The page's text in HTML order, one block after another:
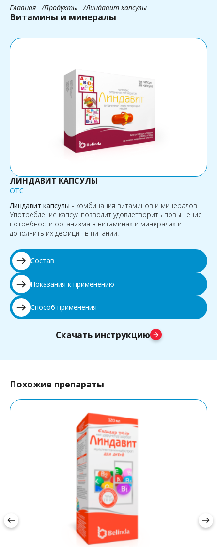
Витамины и минералы
Главная Продукты Линдавит капсулы
ЛИНДАВИТ КАПСУЛЫ
OTC
Линдавит капсулы - комбинация витаминов и минералов.
Употребление капсул позволит удовлетворить повышение
потребности организма в витаминах и минералах и
дополнить их дефицит в питании.
east Состав
east Показания к применению
east Способ применения
Скачать инструкцию arrow_forward
Похожие препараты
west east